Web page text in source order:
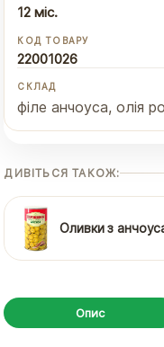
12 міс.
КОД ТОВАРУ
22001026
СКЛАД
філе анчоуса, олія
ДИВІТЬСЯ ТАКОЖ:
Оливки з
Опис